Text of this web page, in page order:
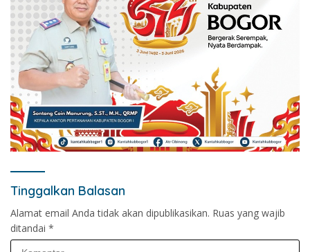
Tinggalkan Balasan
Alamat email Anda tidak akan dipublikasikan. Ruas yang wajib
ditandai *